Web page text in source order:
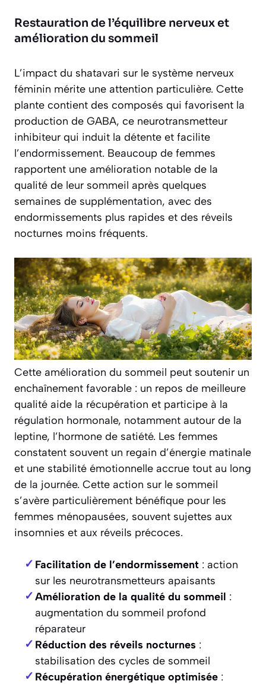
Restauration de l’équilibre nerveux et
amélioration du sommeil
L’impact du shatavari sur le système nerveux
féminin mérite une attention particulière. Cette
plante contient des composés qui favorisent la
production de GABA, ce neurotransmetteur
inhibiteur qui induit la détente et facilite
l’endormissement. Beaucoup de femmes
rapportent une amélioration notable de la
qualité de leur sommeil après quelques
semaines de supplémentation, avec des
endormissements plus rapides et des réveils
nocturnes moins fréquents.
Cette amélioration du sommeil peut soutenir un
enchaînement favorable : un repos de meilleure
qualité aide la récupération et participe à la
régulation hormonale, notamment autour de la
leptine, l’hormone de satiété. Les femmes
constatent souvent un regain d’énergie matinale
et une stabilité émotionnelle accrue tout au long
de la journée. Cette action sur le sommeil
s’avère particulièrement bénéfique pour les
femmes ménopausées, souvent sujettes aux
insomnies et aux réveils précoces.
Facilitation de l’endormissement: action
sur les neurotransmetteurs apaisants
Amélioration de la qualité du sommeil :
augmentation du sommeil profond
réparateur
Réduction des réveils nocturnes :
stabilisation des cycles de sommeil
Récupération énergétique optimisée: